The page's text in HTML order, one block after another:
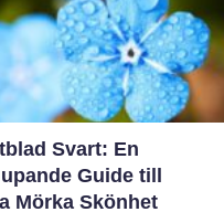
Svart: En
Guide till
Mörka Skönhet